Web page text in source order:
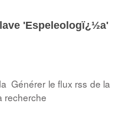
'Espeleologï¿½a'
Générer le flux rss de la
recherche